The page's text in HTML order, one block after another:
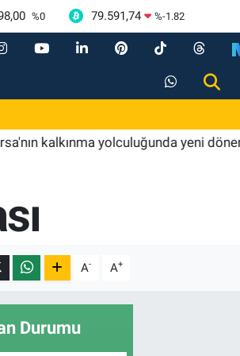
%0 79.591,74 %-1.82
yolculuğunda yeni dönem
A- A+
Durumu